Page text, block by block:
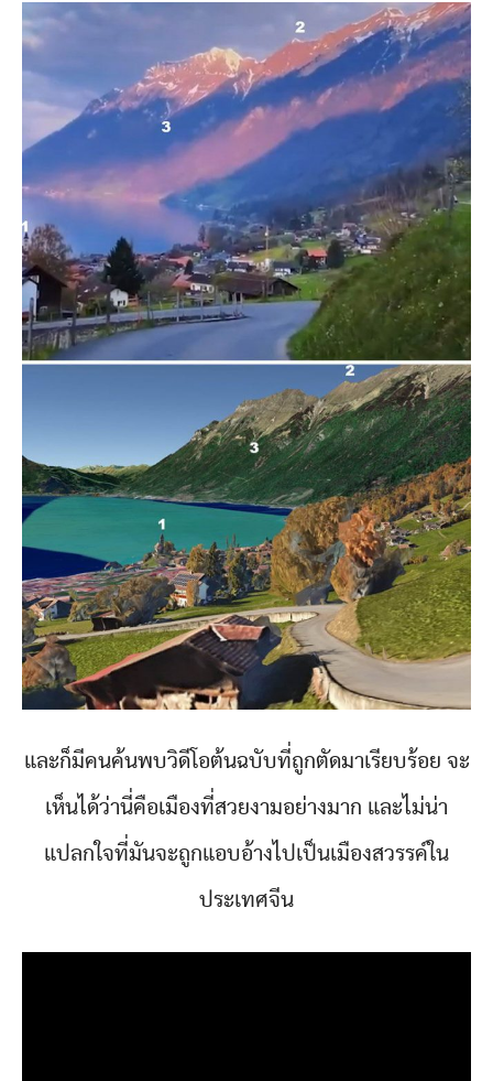
และก็มีคนค้นพบวิดีโอต้นฉบับที่ถูกตัดมาเรียบร้อย จะ
เห็นได้ว่านี่คือเมืองที่สวยงามอย่างมาก และไม่น่า
แปลกใจที่มันจะถูกแอบอ้างไปเป็นเมืองสวรรค์ใน
ประเทศจีน